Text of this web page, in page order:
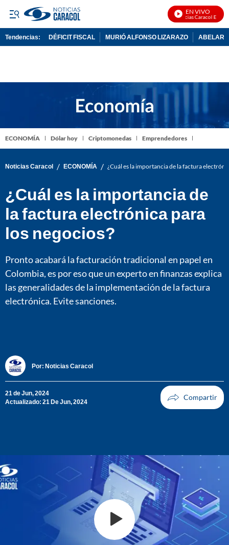
EN VIVO
Noticias Caracol En Vivo
Tendencias: DÉFICIT FISCAL MURIÓ ALFONSO LIZARAZO
ECONOMÍA Dólar hoy Criptomonedas Emprendedores
Noticias Caracol / ECONOMÍA / ¿Cuál es la importancia de la factura
¿Cuál es la importancia de
la factura electrónica para
los negocios?
Pronto acabará la facturación tradicional en papel en
Colombia, es por eso que un experto en finanzas explica
las generalidades de la implementación de la factura
electrónica. Evite sanciones.
Por: Noticias Caracol
21 de Jun, 2024
Actualizado: 21 De Jun, 2024